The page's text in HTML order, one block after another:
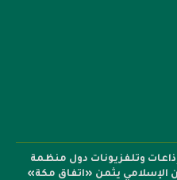
إذاعات وتلفزيونات دول منظمة
الإسلامي يثمن «اتفاق مكة»